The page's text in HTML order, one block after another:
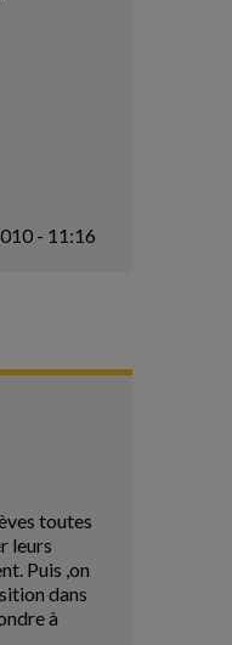
- 11:16
toutes
leurs
Puis ,on
dans
à